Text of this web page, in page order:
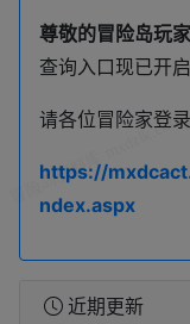
尊敬的冒险岛玩家
查询入口现已开启
请各位冒险家登
https://
ndex.aspx
近期更新